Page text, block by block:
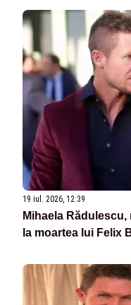
19 iul. 2026, 12:39
Mihaela
la moartea lui Felix